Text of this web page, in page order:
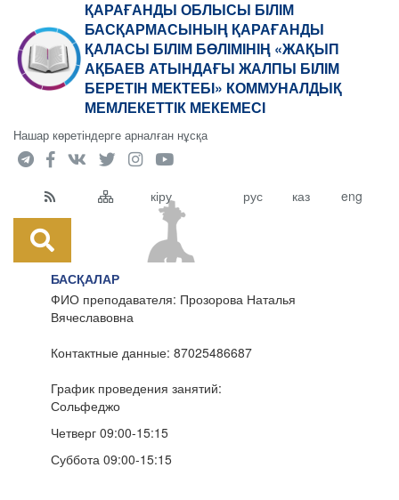
ҚАРАҒАНДЫ ОБЛЫСЫ БІЛІМ
БАСҚАРМАСЫНЫҢ ҚАРАҒАНДЫ
ҚАЛАСЫ БІЛІМ БӨЛІМІНІҢ «ЖАҚЫП
АҚБАЕВ АТЫНДАҒЫ ЖАЛПЫ БІЛІМ
БЕРЕТІН МЕКТЕБІ» КОММУНАЛДЫҚ
МЕМЛЕКЕТТІК МЕКЕМЕСІ
Нашар көретіндерге арналған нұсқа
кіру рус каз eng
БАСҚАЛАР
ФИО преподавателя: Прозорова Наталья
Вячеславовна
Контактные данные: 87025486687
График проведения занятий:
Сольфеджо
Четверг 09:00-15:15
Суббота 09:00-15:15